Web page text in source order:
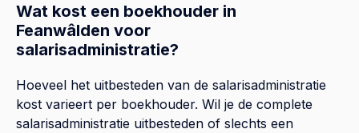
Wat kost een boekhouder in
Feanwâlden voor
salarisadministratie?
Hoeveel het uitbesteden van de salarisadministratie
kost varieert per boekhouder. Wil je de complete
salarisadministratie uitbesteden of slechts een